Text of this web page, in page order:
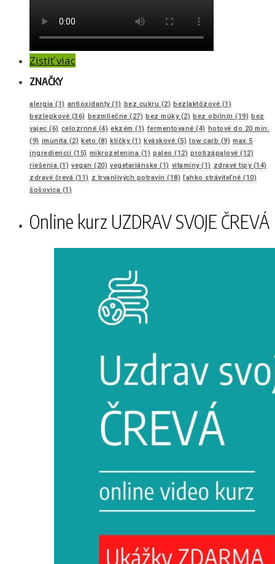
Zistiť viac
ZNAČKY
alergia (1) antioxidanty(1) bez cukru (2) bezlaktózové (1)
bezlepkové (36) bezmliečne (27) bez múky(2) bez obilnín (19) bez
vajec (6) celozrnné (4) ekzém (1) fermentované (4) hotové do 20 min.
(9) imunita (2) keto (8) klíčky(1) kváskové (5) low carb (9) max 5
ingrediencií (15) mikrozelenina (1) paleo (12) protizápalové (12)
riešenia (1) vegan (20) vegetariánske (1) vitamíny(1) zdravé tipy(14)
zdravé črevá (11) z trvanlivých potravín (18) ľahko stráviteľné (10)
šošovica (1)
Online kurz UZDRAV SVOJE ČREVÁ